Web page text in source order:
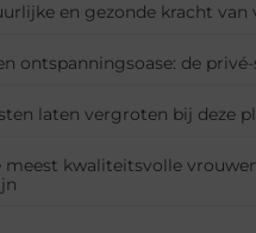
en gezonde kracht van
ontspanningsoase: de privé-
laten vergroten bij deze
meest kwaliteitsvolle